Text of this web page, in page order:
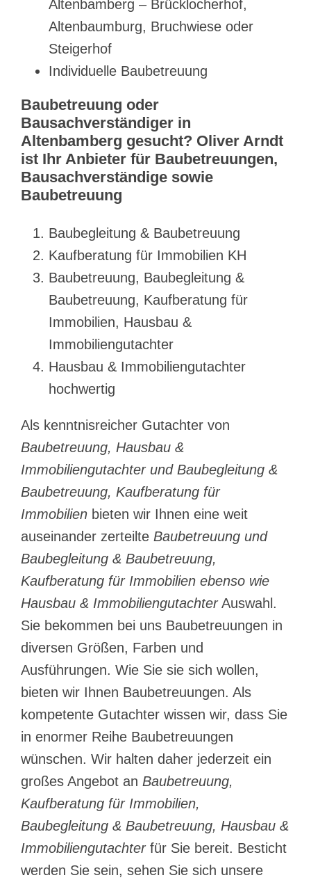
Altenbamberg – Brücklocherhof,
Altenbaumburg, Bruchwiese oder
Steigerhof
Individuelle Baubetreuung
Baubetreuung oder
Bausachverständiger in
Altenbamberg gesucht? Oliver Arndt
ist Ihr Anbieter für Baubetreuungen,
Bausachverständige sowie
Baubetreuung
Baubegleitung & Baubetreuung
Kaufberatung für Immobilien KH
Baubetreuung, Baubegleitung &
Baubetreuung, Kaufberatung für
Immobilien, Hausbau &
Immobiliengutachter
Hausbau & Immobiliengutachter
hochwertig
Als kenntnisreicher Gutachter von
Baubetreuung, Hausbau &
Immobiliengutachter und Baubegleitung &
Baubetreuung, Kaufberatung für
Immobilien bieten wir Ihnen eine weit
auseinander zerteilte Baubetreuung und
Baubegleitung & Baubetreuung,
Kaufberatung für Immobilien ebenso wie
Hausbau & ImmobiliengutachterAuswahl.
Sie bekommen bei uns Baubetreuungen in
diversen Größen, Farben und
Ausführungen. Wie Sie sie sich wollen,
bieten wir Ihnen Baubetreuungen. Als
kompetente Gutachter wissen wir, dass Sie
in enormer Reihe Baubetreuungen
wünschen. Wir halten daher jederzeit ein
großes Angebot an Baubetreuung,
Kaufberatung für Immobilien,
Baubegleitung & Baubetreuung, Hausbau &
Immobiliengutachterfür Sie bereit. Besticht
werden Sie sein, sehen Sie sich unsere